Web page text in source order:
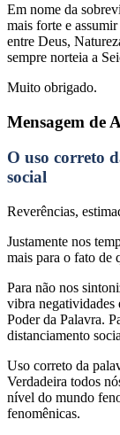
Em nome da
mais forte e
entre Deus,
sempre norteia a
Muito obrigado.
Mensagem de
O uso correto
social
Reverências,
Justamente nos
mais para o fato de
Para não nos
vibra negatividades
Poder da Palavra.
distanciamento
Uso correto da
Verdadeira todos
nível do mundo
fenomênicas.